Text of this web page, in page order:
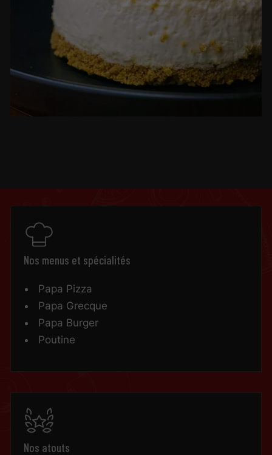
Nos menus et spécialités
Papa Pizza
Papa Grecque
Papa Burger
Poutine
Nos atouts